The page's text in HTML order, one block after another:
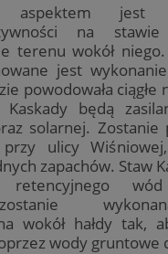
aspektem jest
na
terenu wokół
jest
powodowała ciągłe
będą
solarnej. Zostanie
przy ulicy
zapachów. Staw
wód
wokół hałdy tak,
wody gruntowe